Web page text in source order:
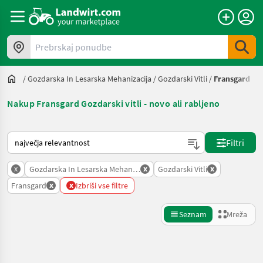
Prebrskaj ponudbe
/Gozdarska In Lesarska Mehanizacija /Gozdarski Vitli / Fransgard
Nakup Fransgard Gozdarski vitli - novo ali rabljeno
Tako je razvrščeno na Landwirt.com
Filtri
x Gozdarska In Lesarska Mehanizacija
x Gozdarski Vitli x
Fransgard x x Izbriši vse filtre
Seznam Mreža